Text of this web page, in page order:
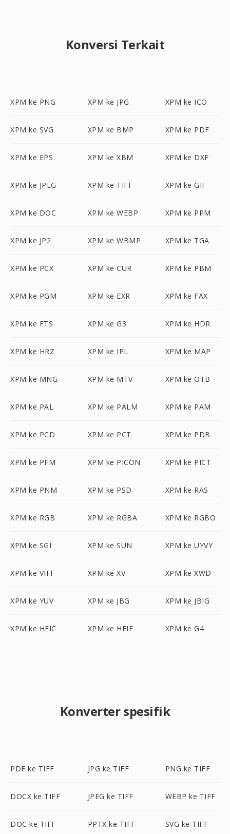
Konversi Terkait
XPM ke PNG XPM ke JPG XPM ke ICO
XPM ke SVG XPM ke BMP XPM ke PDF
XPM ke EPS XPM ke XBM XPM ke DXF
XPM ke JPEG XPM ke TIFF XPM ke GIF
XPM ke DOC XPM ke WEBP XPM ke PPM
XPM ke JP2 XPM ke WBMP XPM ke TGA
XPM ke PCX XPM ke CUR XPM ke PBM
XPM ke PGM XPM ke EXR XPM ke FAX
XPM ke FTS XPM ke G3 XPM ke HDR
XPM ke HRZ XPM ke IPL XPM ke MAP
XPM ke MNG XPM ke MTV XPM ke OTB
XPM ke PAL XPM ke PALM XPM ke PAM
XPM ke PCD XPM ke PCT XPM ke PDB
XPM ke PFM XPM ke PICON XPM ke PICT
XPM ke PNM XPM ke PSD XPM ke RAS
XPM ke RGB XPM ke RGBA XPM ke RGBO
XPM ke SGI XPM ke SUN XPM ke UYVY
XPM ke VIFF XPM ke XV XPM ke XWD
XPM ke YUV XPM ke JBG XPM ke JBIG
XPM ke HEIC XPM ke HEIF XPM ke G4
Konverter spesifik
PDF ke TIFF JPG ke TIFF PNG ke TIFF
DOCX ke TIFF JPEG ke TIFF WEBP ke TIFF
DOC ke TIFF PPTX ke TIFF SVG ke TIFF